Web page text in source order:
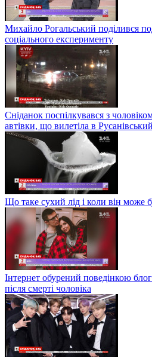
Михайло Рогальський поділився
соціального експерименту
Сніданок поспілкувався з
автівки, що вилетіла в
Що таке сухий лід і коли він може
Інтернет обурений поведінкою
після смерті чоловіка